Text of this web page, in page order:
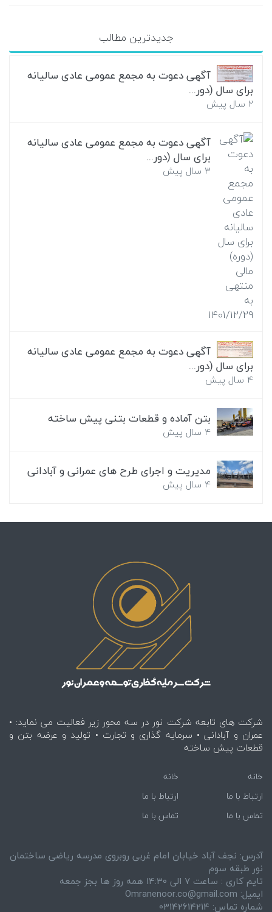
جدیدترین مطالب
آگهی دعوت به مجمع عمومی عادی سالیانه
برای سال (دور...
2 سال پیش
آگهی دعوت به مجمع عمومی عادی سالیانه
برای سال (دور...
3 سال پیش
آگهی دعوت به مجمع عمومی عادی سالیانه
برای سال (دور...
4 سال پیش
بتن آماده و قطعات بتنی پیش ساخته
4 سال پیش
مدیریت و اجرای طرح های عمرانی و آبادانی
4 سال پیش
شرکت های تابعه شرکت نور در سه محور زیر فعالیت می نماید: •
عمران و آبادانی • سرمایه گذاری و تجارت • تولید و عرضه بتن و
قطعات پیش ساخته
خانه
ارتباط با ما
تماس با ما
خانه
ارتباط با ما
تماس با ما
آدرس: نجف آباد خیابان امام غربی روبروی مدرسه ریاضی ساختمان
نور طبقه سوم
تایم کاری : ساعت 7 الی 14:30 همه روز ها بجز جمعه
ایمیل: Omranenoor.co@gmail.com
شماره تماس: 03142614214